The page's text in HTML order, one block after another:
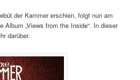
der Kammer erschien, folgt nun am
Album „Views from the Inside“. In dieser
darüber.